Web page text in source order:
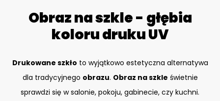
Obraz na szkle - głębia
koloru druku UV
Drukowane szkło to wyjątkowo estetyczna alternatywa
dla tradycyjnego obrazu. Obraz na szkle świetnie
sprawdzi się w salonie, pokoju, gabinecie, czy kuchni.